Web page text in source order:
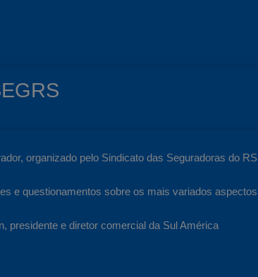
organizado pelo Sindicato das Seguradoras do RS
e questionamentos sobre os mais variados aspectos
presidente e diretor comercial da Sul América